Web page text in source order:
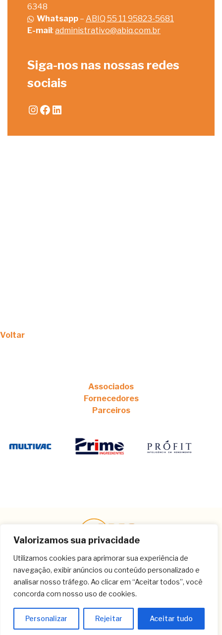
Valorizamos sua privacidade
Utilizamos cookies para aprimorar sua experiência de
navegação, exibir anúncios ou conteúdo personalizado e
analisar nosso tráfego. Ao clicar em “Aceitar todos”, você
concorda com nosso uso de cookies.
Personalizar Rejeitar Aceitar tudo
6348
Whatsapp – ABIQ 55 11 95823-5681
E-mail: administrativo@abiq.com.br
Siga-nos nas nossas redes
sociais
Instagram
Facebook
LinkedIn
Voltar
Associados
Fornecedores
Parceiros
Contato
(11) 3259-8266